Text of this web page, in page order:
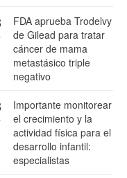
FDA aprueba Trodelvy
de Gilead para tratar
cáncer de mama
metastásico triple
negativo
Importante monitorear
el crecimiento y la
actividad física para el
desarrollo infantil:
especialistas